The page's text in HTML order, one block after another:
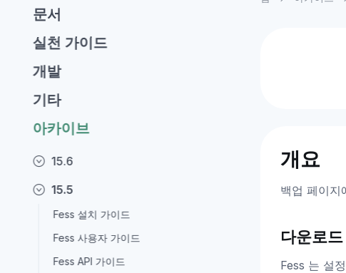
문서
실천 가이드
개발
기타
아카이브
15.6
15.5
Fess 설치 가이드
Fess 사용자 가이드
Fess API 가이드
개요
백업 페이지
다운로드
Fess 는 설